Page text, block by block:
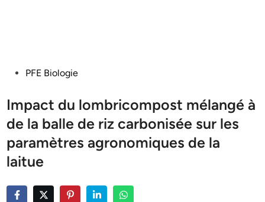
PostedPFE Biologie
Impact du lombricompost mélangé à
de la balle de riz carbonisée sur les
paramètres agronomiques de la
laitue